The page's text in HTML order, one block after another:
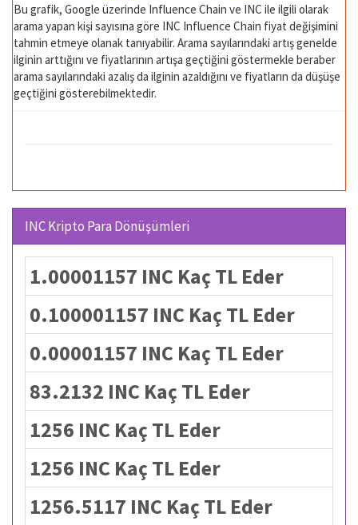
Bu grafik, Google üzerinde Influence Chain ve INC ile ilgili olarak
arama yapan kişi sayısına göre INC Influence Chain fiyat değişimini
tahmin etmeye olanak tanıyabilir. Arama sayılarındaki artış genelde
ilginin arttığını ve fiyatlarının artışa geçtiğini göstermekle beraber
arama sayılarındaki azalış da ilginin azaldığını ve fiyatların da düşüşe
geçtiğini gösterebilmektedir.
INC Kripto Para Dönüşümleri
1.00001157 INC Kaç TL Eder
0.100001157 INC Kaç TL Eder
0.00001157 INC Kaç TL Eder
83.2132 INC Kaç TL Eder
1256 INC Kaç TL Eder
1256 INC Kaç TL Eder
1256.5117 INC Kaç TL Eder